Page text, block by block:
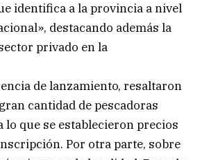
identifica a la provincia a nivel
destacando además la
privado en la
de lanzamiento, resaltaron
cantidad de pescadoras
lo que se establecieron precios
Por otra parte, sobre